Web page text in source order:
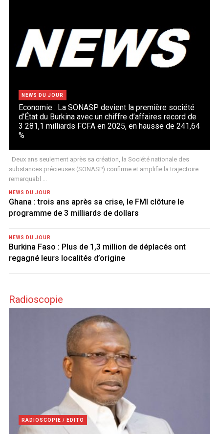
NEWS DU JOUR
Economie : La SONASP devient la première société
d’État du Burkina avec un chiffre d’affaires record de
3 281,1 milliards FCFA en 2025, en hausse de 241,64
%
Deux ans seulement après sa création, la Société nationale des
substances précieuses (SONASP) confirme et amplifie la trajectoire
remarquabl ...
NEWS DU JOUR
Ghana : trois ans après sa crise, le FMI clôture le
programme de 3 milliards de dollars
NEWS DU JOUR
Burkina Faso : Plus de 1,3 million de déplacés ont
regagné leurs localités d’origine
Radioscopie
RADIOSCOPIE / EDITO